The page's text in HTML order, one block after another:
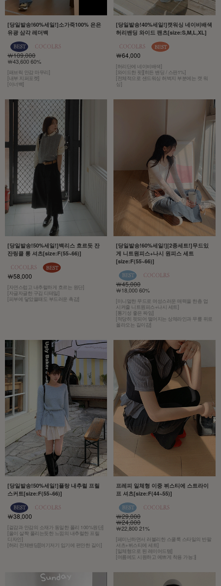
[당일발송!60%세일!]소가죽100% 은은
유광 삼각 레더백
￦109,000
￦43,600 60%
[패브릭 안감 마무리]
[내부 지퍼포켓]
[이너백]
[당일발송!40%세일!]캣워싱 네이비배색
허리밴딩 와이드 팬츠[size:S,M,L,XL]
￦64,000
[허리단에 네이비배색]
[와이드한 핏][히든 밴딩 / 스판1%]
[전체적으로 샌드워싱 허벅지 부분에는 캣 워
싱]
[당일발송!50%세일!]백리스 흐르듯 잔
잔링클 롱 셔츠[size:F(55~66)]
￦58,000
[자연스럽고 내추럴하게 흐르는 원단]
[자글자글한 구김 디테일]
[피부에 닿았을때도 부드러운 촉감]
[당일발송!60%세일!][2종세트!]무드있
게 니트원피스+나시 원피스 세트
[size:F(55~66)]
￦45,000
￦18,000 60%
[미니멀한 무드로 여성스러운 매력을 한층 업
시켜줄 니트원피스+나시 세트]
[통기성 좋은 짜임]
[적당히 핏되어 떨어지는 상체라인과 무릎 위로
올라오는 길이감]
[당일발송!50%세일!]플랑 내추럴 프릴
스커트[size:F(55~66)]
￦38,000
[겉감과 안감의 소재가 동일한 폴리 100%원단]
[올이 살짝 풀리는듯한 느낌의 내추럴한 프릴
디자인]
[허리 전체밴딩][여기저기 입기에 편안한 길이]
프레피 일체형 이중 뷔스티에 스트라이
프 셔츠[size:F(44~55)]
￦29,000
￦24,000
￦22,800 21%
[페미닌하면서 러블리한 스쿨룩 스타일의 반팔
셔츠+뷔스티에 세트]
[일체형으로 된 레이어드템]
[여름에도 시원하고 예쁘게 착용 가능:)]